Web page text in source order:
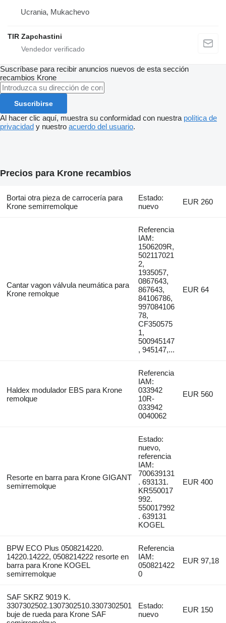
Ucrania, Mukachevo
TIR Zapchastini
Suscríbase para recibir anuncios nuevos de esta sección
recambios Krone
Suscribirse
Al hacer clic aquí, muestra su conformidad con nuestra política de
privacidad y nuestro acuerdo del usuario.
Precios para Krone recambios
Bortai otra pieza de carrocería para
Krone semirremolque
Estado:
nuevo
EUR 260
Cantar vagon válvula neumática para
Krone remolque
Referencia
IAM:
1506209R,
502117021
2,
1935057,
0867643,
867643,
84106786,
997084106
78,
CF350575
1,
500945147
, 945147,...
EUR 64
Haldex modulador EBS para Krone
remolque
Referencia
IAM:
033942
10R-
033942
0040062
EUR 560
Resorte en barra para Krone GIGANT
semirremolque
Estado:
nuevo,
referencia
IAM:
700639131
. 693131.
KR550017
992.
550017992
. 639131
KOGEL
EUR 400
BPW ECO Plus 0508214220.
14220.14222, 0508214222 resorte en
barra para Krone KOGEL
semirremolque
Referencia
IAM:
050821422
0
EUR 97,18
SAF SKRZ 9019 K.
3307302502.1307302510.3307302501
buje de rueda para Krone SAF
Estado:
nuevo
EUR 150